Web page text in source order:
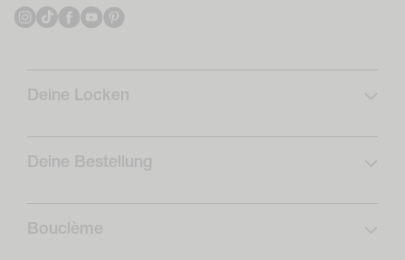
Instagram
TikTokFacebook
YouTube
Deine Locken
Lockenprofil
Lockenpflege
Locken-Routinen
Deine Bestellung
FAQs
Versand
Bouclème